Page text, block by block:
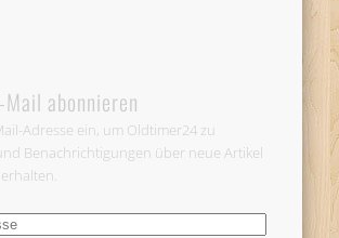
abonnieren
Adresse ein, um Oldtimer24 zu
Benachrichtigungen über neue Artikel